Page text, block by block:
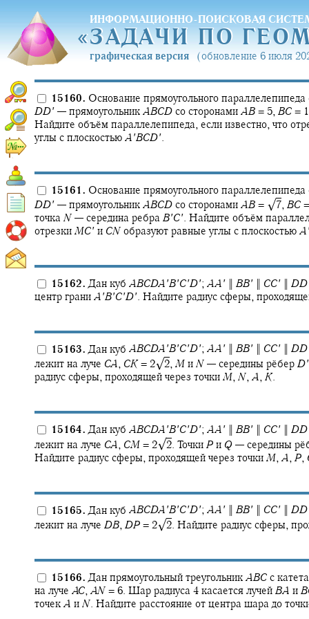
ИНФОРМАЦИОННО-ПОИСКОВАЯ
«ЗАДАЧИ ПО
«ЗАДАЧИ ПО
графическая версия (обновление 6 июля
15160. Основание прямоугольного
DD′ — прямоугольник ABCD со сторонами AB = 5, BC =
Найдите объём параллелепипеда, если известно, что
углы с плоскостью A′BCD′.
15161. Основание прямоугольного
DD′ — прямоугольник ABCD со сторонами AB = ‍ √7, BC
точка N — середина ребра B′C′. Найдите объём
отрезки MC′ и CN образуют равные углы с плоскостью A
15162. Дан куб ABCDA′B′C′D′; AA′ BB′ CC′ DD
центр грани A′B′C′D′. Найдите радиус сферы,
15163. Дан куб ABCDA′B′C′D′; AA′ BB′ CC′ DD
лежит на луче CA, CK = 2‍√2, M и N — середины рёбер D′
радиус сферы, проходящей через точки M, N, A, K.
15164. Дан куб ABCDA′B′C′D′; AA′ BB′ CC′ DD
лежит на луче CA, CM = 2‍√2. Точки P и Q — середины
Найдите радиус сферы, проходящей через точки M, A, P,
15165. Дан куб ABCDA′B′C′D′; AA′ BB′ CC′ DD
лежит на луче DB, DP = 2‍√2. Найдите радиус сферы,
15166. Дан прямоугольный треугольник ABC с
на луче AC, AN = 6. Шар радиуса 4 касается лучей BA и B
точек A и N. Найдите расстояние от центра шара до